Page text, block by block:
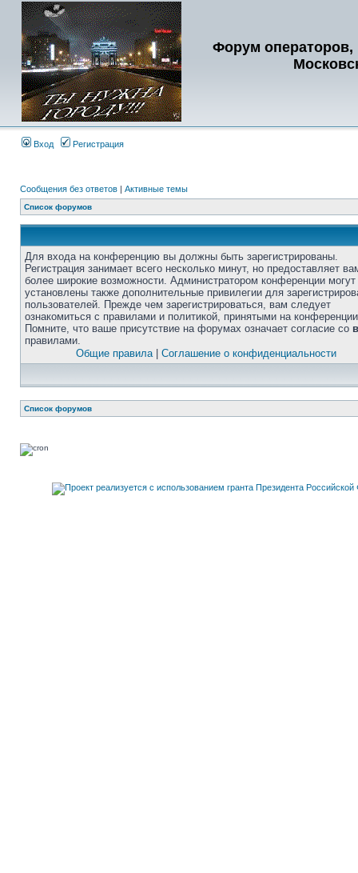
Форум операторов,
Вход Регистрация
Сообщения без ответов | Активные темы
Список форумов
Для входа на конференцию вы должны быть зарегистрированы.
Регистрация занимает всего несколько минут, но предоставляет
более широкие возможности. Администратором конференции
установлены также дополнительные привилегии для
пользователей. Прежде чем зарегистрироваться, вам следует
ознакомиться с правилами и политикой, принятыми на
Помните, что ваше присутствие на форумах означает согласие со
правилами.
Общие правила| Соглашение о конфиденциальности
Список форумов